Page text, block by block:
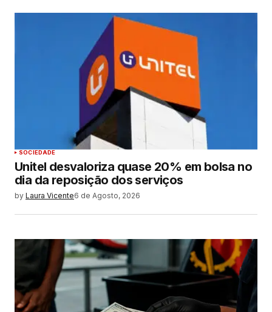
SOCIEDADE
Unitel desvaloriza quase 20% em bolsa no
dia da reposição dos serviços
by Laura Vicente6 de Agosto, 2026